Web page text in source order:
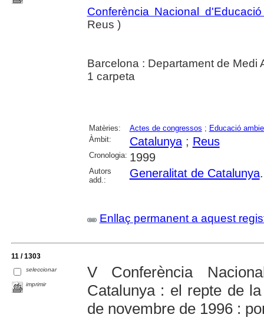
Conferència Nacional
Reus )
Barcelona : Departament de Medi
1 carpeta
Matèries: Actes de congressos ; Educació
Àmbit:
Catalunya; Reus
Cronologia: 1999
Autors
add.:
Generalitat de Catalunya
Enllaç permanent a aquest
11 / 1303
seleccionar
imprimir
V Conferència
Catalunya : el repte de
de novembre de 1996 :